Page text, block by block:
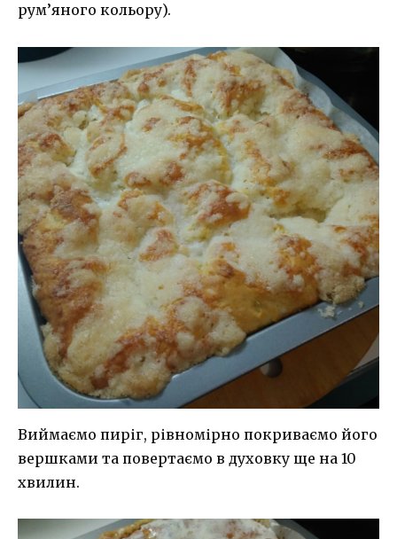
рум’яного кольору).
Виймаємо пиріг, рівномірно покриваємо його
вершками та повертаємо в духовку ще на 10
хвилин.